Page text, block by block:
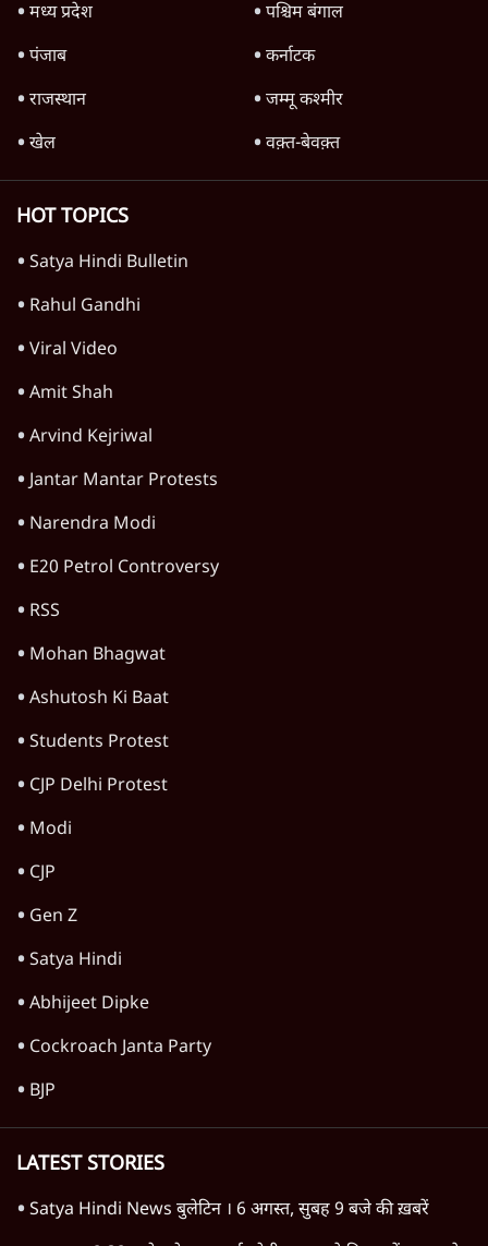
मध्य प्रदेश
पश्चिम बंगाल
पंजाब
कर्नाटक
राजस्थान
जम्मू कश्मीर
खेल
वक़्त-बेवक़्त
HOT TOPICS
Satya Hindi Bulletin
Rahul Gandhi
Viral Video
Amit Shah
Arvind Kejriwal
Jantar Mantar Protests
Narendra Modi
E20 Petrol Controversy
RSS
Mohan Bhagwat
Ashutosh Ki Baat
Students Protest
CJP Delhi Protest
Modi
CJP
Gen Z
Satya Hindi
Abhijeet Dipke
Cockroach Janta Party
BJP
LATEST STORIES
Satya Hindi News बुलेटिन । 6 अगस्त, सुबह 9 बजे की ख़बरें